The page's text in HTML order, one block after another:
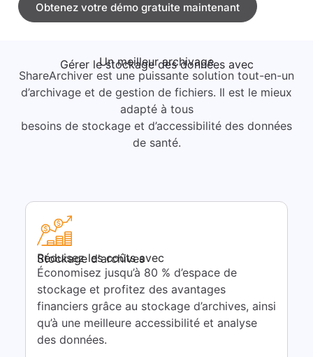
Obtenez votre démo gratuite maintenant
Gérer le stockage des données avec
Un meilleur archivage
ShareArchiver est une puissante solution tout-en-un
d’archivage et de gestion de fichiers. Il est le mieux
adapté à tous
besoins de stockage et d’accessibilité des données
de santé.
Réduisez les coûts avec
Stockage d'archives
Économisez jusqu’à 80 % d’espace de
stockage et profitez des avantages
financiers grâce au stockage d’archives, ainsi
qu’à une meilleure accessibilité et analyse
des données.